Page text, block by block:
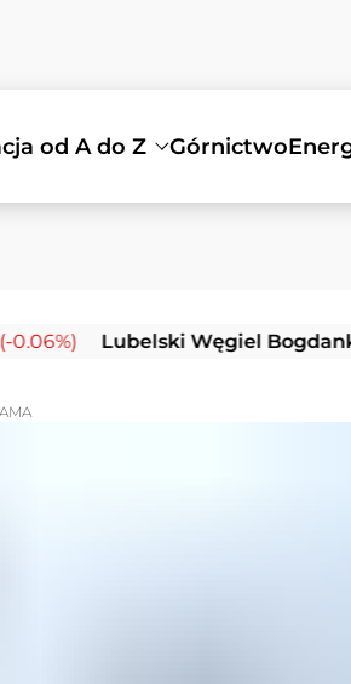
od A do Z Górnictwo
Lubelski Węgiel Bogdanka S.A.